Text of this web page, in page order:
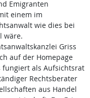
Emigranten
einem im
wie dies bei
wäre.
Griss
auf der Homepage
fungiert als Aufsichtsrat
Rechtsberater
aus Handel